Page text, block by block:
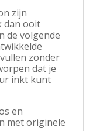
zijn
dan ooit
de volgende
zonder
dat je
inkt kunt
en
met originele